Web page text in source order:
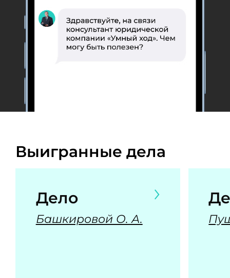
Выигранные дела
Дело
Башкировой О. А.